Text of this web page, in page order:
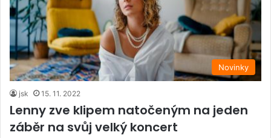
Novinky
jsk 15. 11. 2022
Lenny zve klipem natočeným na jeden
záběr na svůj velký koncert